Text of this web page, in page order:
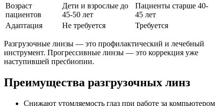
Возраст
пациентов
Дети и взрослые до
45-50 лет
Пациенты старше 40-
45 лет
Адаптация
Не требуется Требуется
Разгрузочные линзы — это профилактический и лечебный
инструмент. Прогрессивные линзы — это коррекция уже
наступившей пресбиопии.
Преимущества разгрузочных линз
Снижают утомляемость глаз при работе за компьютером